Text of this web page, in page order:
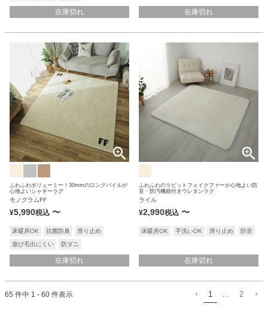
在庫切れ 在庫切れ
ふわふわボリューミー！30mmのロングパイルが
心地よいシャギーラグ
モノグラムFF
¥5,990税込 〜
床暖房OK 抗菌防臭
滑り止め
遊び毛出にくい
防ダニ
在庫切れ
ふわふわのラビットフェイクファーが心地よい防
音・防汚機能付きウレタンラグ
ライル
¥2,990税込 〜
床暖房OK 手洗いOK 滑り止め 防音
在庫切れ
65 件中 1 - 60 件表示 1 2